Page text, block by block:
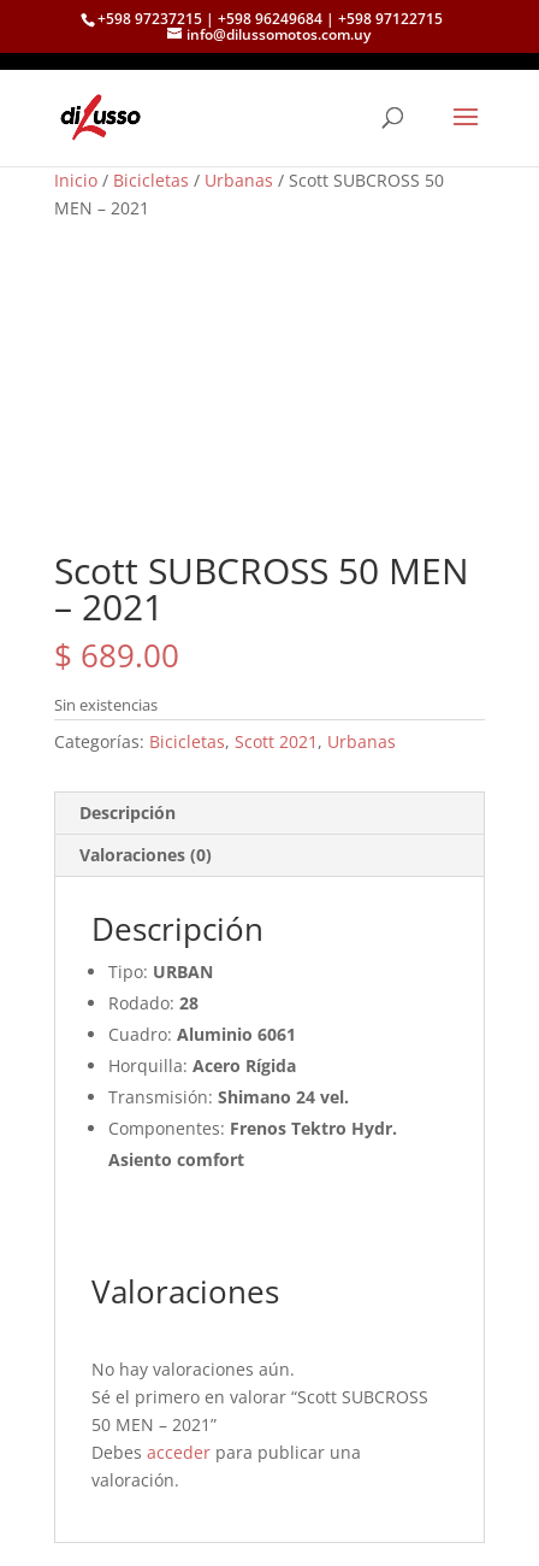
+598 97237215 | +598 96249684 | +598 97122715
info@dilussomotos.com.uy
Inicio/ Bicicletas / Urbanas / Scott SUBCROSS 50
MEN – 2021
Scott SUBCROSS 50 MEN
– 2021
$ 689.00
Sin existencias
Categorías: Bicicletas, Scott 2021 , Urbanas
Descripción
Valoraciones (0)
Descripción
Tipo: URBAN
Rodado: 28
Cuadro: Aluminio 6061
Horquilla: Acero Rígida
Transmisión: Shimano 24 vel.
Componentes: Frenos Tektro Hydr.
Asiento comfort
Valoraciones
No hay valoraciones aún.
Sé el primero en valorar “Scott SUBCROSS
50 MEN – 2021”
Debes accederpara publicar una
valoración.